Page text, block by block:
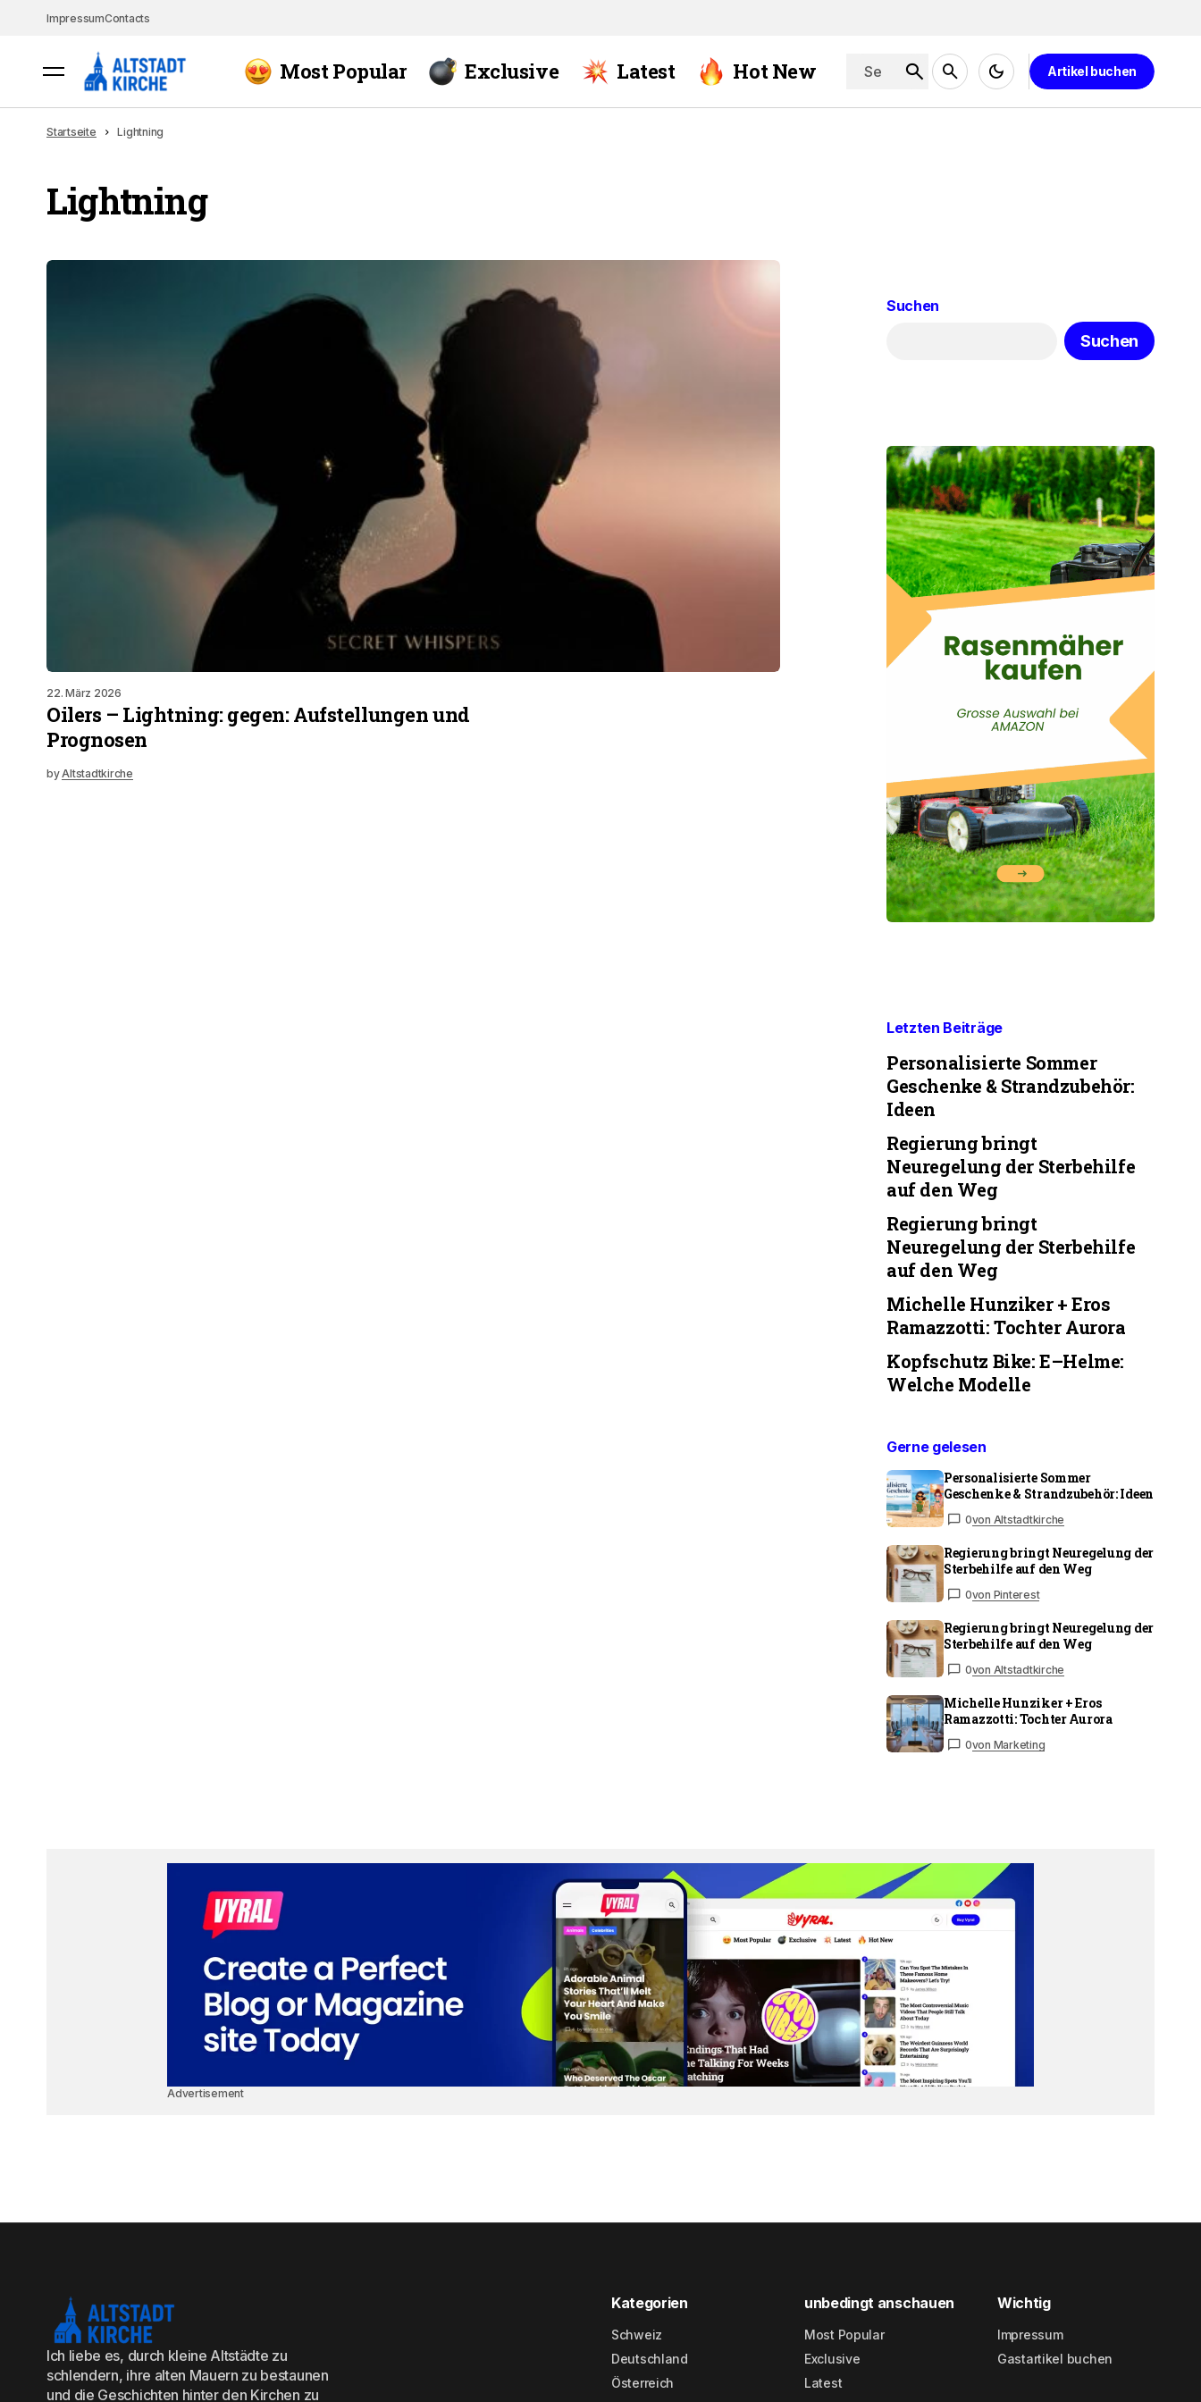
ImpressumContacts
Most Popular Exclusive Latest Hot New Artikel buchen
Startseite Lightning
Lightning
22. März 2026
Oilers – Lightning: gegen: Aufstellungen und
Prognosen
byAltstadtkirche
Suchen
Suchen
Letzten Beiträge
Personalisierte Sommer
Geschenke & Strandzubehör:
Ideen
Regierung bringt
Neuregelung der Sterbehilfe
auf den Weg
Regierung bringt
Neuregelung der Sterbehilfe
auf den Weg
Michelle Hunziker + Eros
Ramazzotti: Tochter Aurora
Kopfschutz Bike: E–Helme:
Welche Modelle
Gerne gelesen
Personalisierte Sommer
Geschenke & Strandzubehör: Ideen
0von Altstadtkirche
Regierung bringt Neuregelung der
Sterbehilfe auf den Weg
0von Pinterest
Regierung bringt Neuregelung der
Sterbehilfe auf den Weg
0von Altstadtkirche
Michelle Hunziker + Eros
Ramazzotti: Tochter Aurora
0von Marketing
Advertisement
Ich liebe es, durch kleine Altstädte zu
schlendern, ihre alten Mauern zu bestaunen
und die Geschichten hinter den Kirchen zu
Kategorien
Schweiz
Deutschland
Österreich
unbedingt anschauen
Most Popular
Exclusive
Latest
Wichtig
Impressum
Gastartikel buchen